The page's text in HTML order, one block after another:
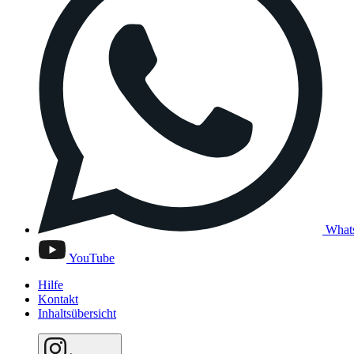
YouTube
Hilfe
Kontakt
Inhaltsübersicht